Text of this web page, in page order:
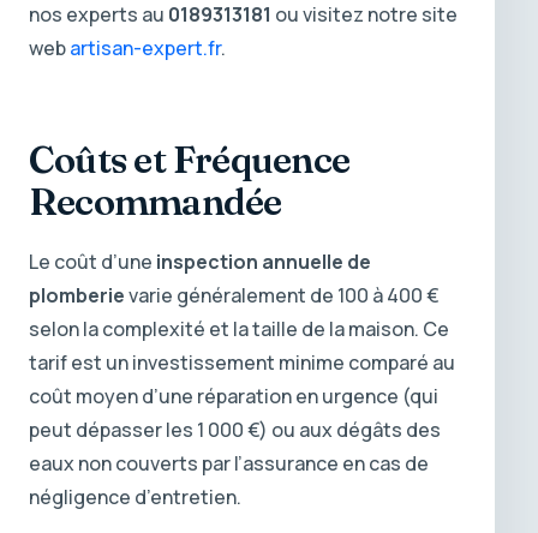
nos experts au 0189313181 ou visitez notre site
webartisan-expert.fr.
Coûts et Fréquence
Recommandée
Le coût d’une inspection annuelle de
plomberievarie généralement de 100 à 400 €
selon la complexité et la taille de la maison. Ce
tarif est un investissement minime comparé au
coût moyen d’une réparation en urgence (qui
peut dépasser les 1 000 €) ou aux dégâts des
eaux non couverts par l’assurance en cas de
négligence d’entretien.